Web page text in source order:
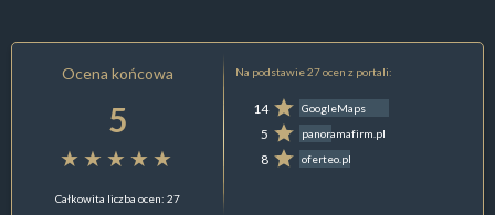
Ocena końcowa
5
Całkowita liczba ocen: 27
Na podstawie 27 ocen z portali:
14 GoogleMaps
5 panoramafirm.pl
8 oferteo.pl